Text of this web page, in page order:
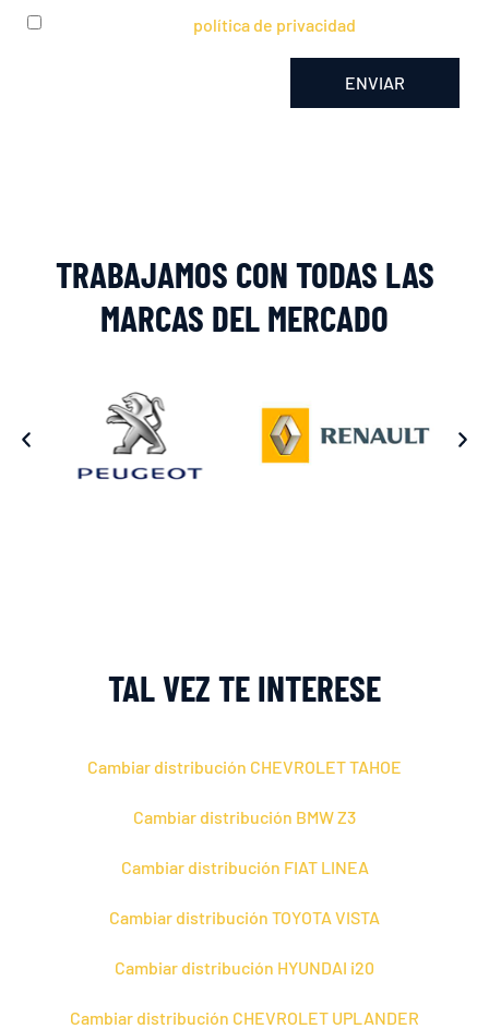
política de privacidad
ENVIAR
TRABAJAMOS CON TODAS LAS
MARCAS DEL MERCADO
TAL VEZ TE INTERESE
Cambiar distribución CHEVROLET TAHOE
Cambiar distribución BMW Z3
Cambiar distribución FIAT LINEA
Cambiar distribución TOYOTA VISTA
Cambiar distribución HYUNDAI i20
Cambiar distribución CHEVROLET UPLANDER